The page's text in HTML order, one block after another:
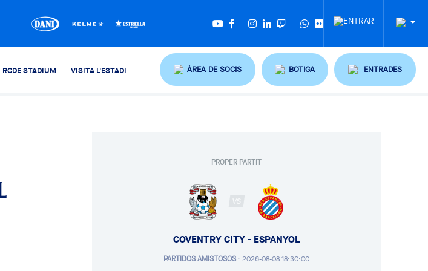
RCDE STADIUM VISITA L'ESTADI ÀREA DE SOCIS BOTIGA ENTRADES
PROPER PARTIT
VS
COVENTRY CITY - ESPANYOL
PARTIDOS AMISTOSOS· 2026-08-08 18:30:00